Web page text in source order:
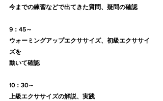
今までの練習などで出てきた質問、疑問の確認
9：45～
ウォーミングアップエクササイズ、初級エクササイ
ズを
動いて確認
10：30～
上級エクササイズの解説、実践